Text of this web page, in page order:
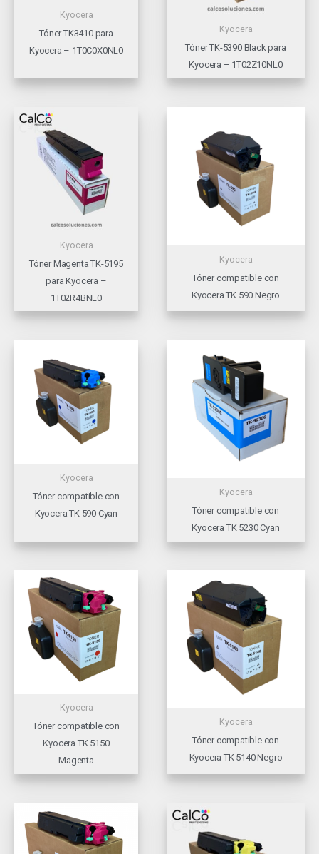
Kyocera
Tóner TK3410 para
Kyocera – 1T0C0X0NL0
Kyocera
Tóner TK-5390 Black para
Kyocera – 1T02Z10NL0
Kyocera
Tóner Magenta TK-5195
para Kyocera –
1T02R4BNL0
Kyocera
Tóner compatible con
Kyocera TK 590 Negro
Kyocera
Tóner compatible con
Kyocera TK 590 Cyan
Kyocera
Tóner compatible con
Kyocera TK 5230 Cyan
Kyocera
Tóner compatible con
Kyocera TK 5150
Magenta
Kyocera
Tóner compatible con
Kyocera TK 5140 Negro